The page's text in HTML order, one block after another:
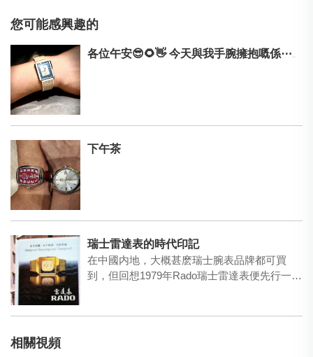
您可能感興趣的
下午茶
瑞士雷達表的時代印記
在中國内地，大概甚麽瑞士腕表品牌都可買
到，但回想1979年Rado瑞士雷達表便先行一步
相關視頻